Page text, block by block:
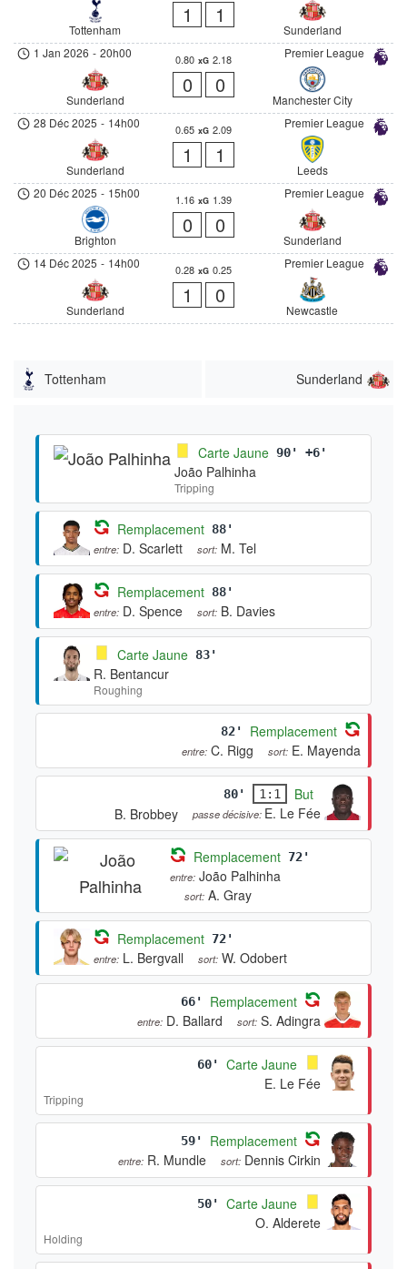
Tottenham
1 1
Sunderland
Premier League
1 Jan 2026 - 20h00
Sunderland
0.80 xG 2.18
0 0
Manchester City
Premier League
28 Déc 2025 - 14h00
Sunderland
0.65 xG 2.09
1 1
Leeds
Premier League
20 Déc 2025 - 15h00
Brighton
1.16 xG 1.39
0 0
Sunderland
Premier League
14 Déc 2025 - 14h00
Sunderland
0.28 xG 0.25
1 0
Newcastle
Tottenham Sunderland
Carte Jaune 90' +6'
João Palhinha
Tripping
Remplacement 88'
entre: D. Scarlett sort: M. Tel
Remplacement 88'
entre: D. Spence sort: B. Davies
Carte Jaune 83'
R. Bentancur
Roughing
82' Remplacement
entre: C. Rigg sort: E. Mayenda
80' 1:1
But
B. Brobbey
passe décisive: E. Le Fée
Remplacement 72'
entre: João Palhinha
sort: A. Gray
Remplacement 72'
entre: L. Bergvall sort: W. Odobert
66' Remplacement
entre: D. Ballard sort: S. Adingra
60'
Carte Jaune
E. Le Fée
Tripping
59' Remplacement
entre: R. Mundle sort: Dennis Cirkin
50'
Carte Jaune
O. Alderete
Holding